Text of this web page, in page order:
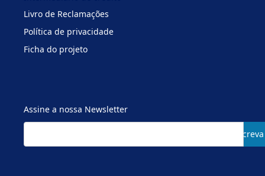
Livro de Reclamações
Política de privacidade
Ficha do projeto
Assine a nossa Newsletter
Subscreva